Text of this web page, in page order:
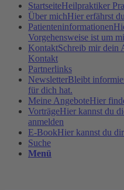
StartseiteHeilpraktiker
Über michHier erfährst
Patienteninformationen
Vorgehensweise ist um
KontaktSchreib mir dein
Kontakt
Partnerlinks
NewsletterBleibt
für dich hat.
Meine AngeboteHier
VorträgeHier kannst du
anmelden
E-BookHier kannst du
Suche
Menü